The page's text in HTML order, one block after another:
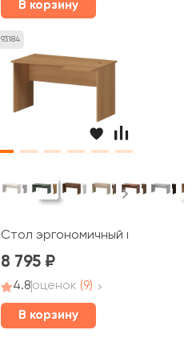
В корзину
А-200.ЛВ Арго
93184
Стол эргономичный правый А-
8 795
4.8оценок (9)
В корзину